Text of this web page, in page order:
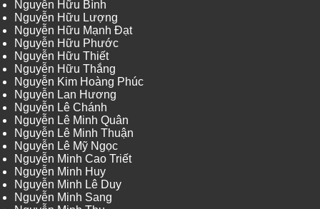
Nguyễn Hữu Bình
Nguyễn Hữu Lượng
Nguyễn Hữu Mạnh Đạt
Nguyễn Hữu Phước
Nguyễn Hữu Thiết
Nguyễn Hữu Thắng
Nguyễn Kim Hoàng Phúc
Nguyễn Lan Hương
Nguyễn Lê Chánh
Nguyễn Lê Minh Quân
Nguyễn Lê Minh Thuận
Nguyễn Lê Mỹ Ngọc
Nguyễn Minh Cao Triết
Nguyễn Minh Huy
Nguyễn Minh Lê Duy
Nguyễn Minh Sang